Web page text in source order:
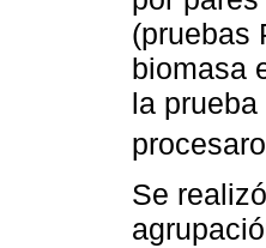
(pruebas
biomasa
la
Se